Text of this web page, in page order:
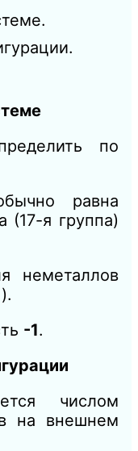
по
равна
(17-я группа)
неметаллов
-1.
числом
на внешнем